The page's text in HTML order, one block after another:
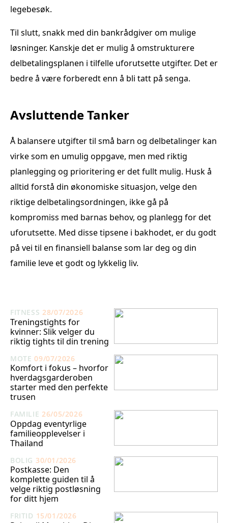
legebesøk.
Til slutt, snakk med din bankrådgiver om mulige
løsninger. Kanskje det er mulig å omstrukturere
delbetalingsplanen i tilfelle uforutsette utgifter. Det er
bedre å være forberedt enn å bli tatt på senga.
Avsluttende Tanker
Å balansere utgifter til små barn og delbetalinger kan
virke som en umulig oppgave, men med riktig
planlegging og prioritering er det fullt mulig. Husk å
alltid forstå din økonomiske situasjon, velge den
riktige delbetalingsordningen, ikke gå på
kompromiss med barnas behov, og planlegg for det
uforutsette. Med disse tipsene i bakhodet, er du godt
på vei til en finansiell balanse som lar deg og din
familie leve et godt og lykkelig liv.
FITNESS 28/07/2026
Treningstights for
kvinner: Slik velger du
riktig tights til din trening
MOTE 09/07/2026
Komfort i fokus – hvorfor
hverdagsgarderoben
starter med den perfekte
trusen
FAMILIE 26/05/2026
Oppdag eventyrlige
familieopplevelser i
Thailand
BOLIG 30/01/2026
Postkasse: Den
komplette guiden til å
velge riktig postløsning
for ditt hjem
FRITID 15/01/2026